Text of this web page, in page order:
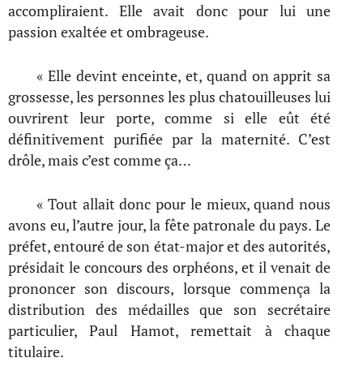
accompliraient. Elle avait donc pour lui une
passion exaltée et ombrageuse.
« Elle devint enceinte, et, quand on apprit sa
grossesse, les personnes les plus chatouilleuses lui
ouvrirent leur porte, comme si elle eût été
définitivement purifiée par la maternité. C’est
drôle, mais c’est comme ça…
« Tout allait donc pour le mieux, quand nous
avons eu, l’autre jour, la fête patronale du pays. Le
préfet, entouré de son état-major et des autorités,
présidait le concours des orphéons, et il venait de
prononcer son discours, lorsque commença la
distribution des médailles que son secrétaire
particulier, Paul Hamot, remettait à chaque
titulaire.